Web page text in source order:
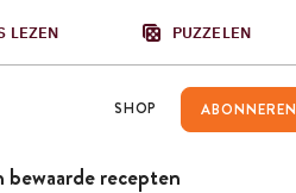
LEZEN PUZZELEN
SHOP ABONNEREN
bewaarde recepten